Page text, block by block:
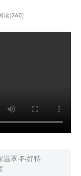
读(260)
温罩-科好特